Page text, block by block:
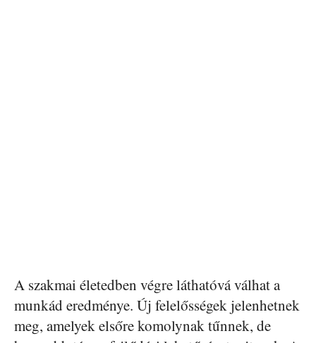
A szakmai életedben végre láthatóvá válhat a
munkád eredménye. Új felelősségek jelenhetnek
meg, amelyek elsőre komolynak tűnnek, de